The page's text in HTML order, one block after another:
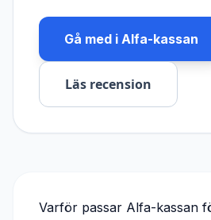
Gå med i Alfa-kassan
Läs recension
Varför passar Alfa-kassan